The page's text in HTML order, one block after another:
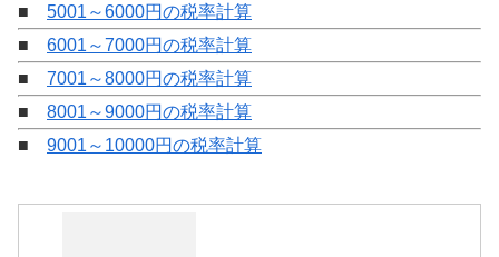
■ 5001～6000円の税率計算
■ 6001～7000円の税率計算
■ 7001～8000円の税率計算
■ 8001～9000円の税率計算
■ 9001～10000円の税率計算